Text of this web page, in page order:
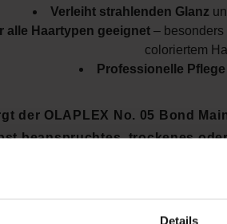
Details
Verleiht strahlenden Glanz
alle Haartypen geeignet– besonders
coloriertem
Professionelle
der OLAPLEX No. 05 Bond
beanspruchtes, trockenes